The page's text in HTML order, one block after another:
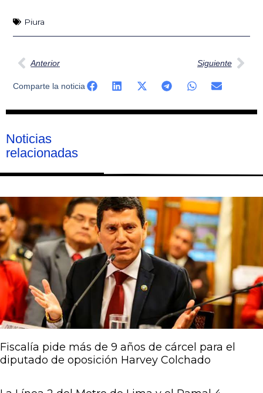
Piura
Ant
Anterior Siguiente
Comparte la noticia
Noticias
relacionadas
Fiscalía pide más de 9 años de cárcel para el
diputado de oposición Harvey Colchado
Página
Página
Página
Página
Página